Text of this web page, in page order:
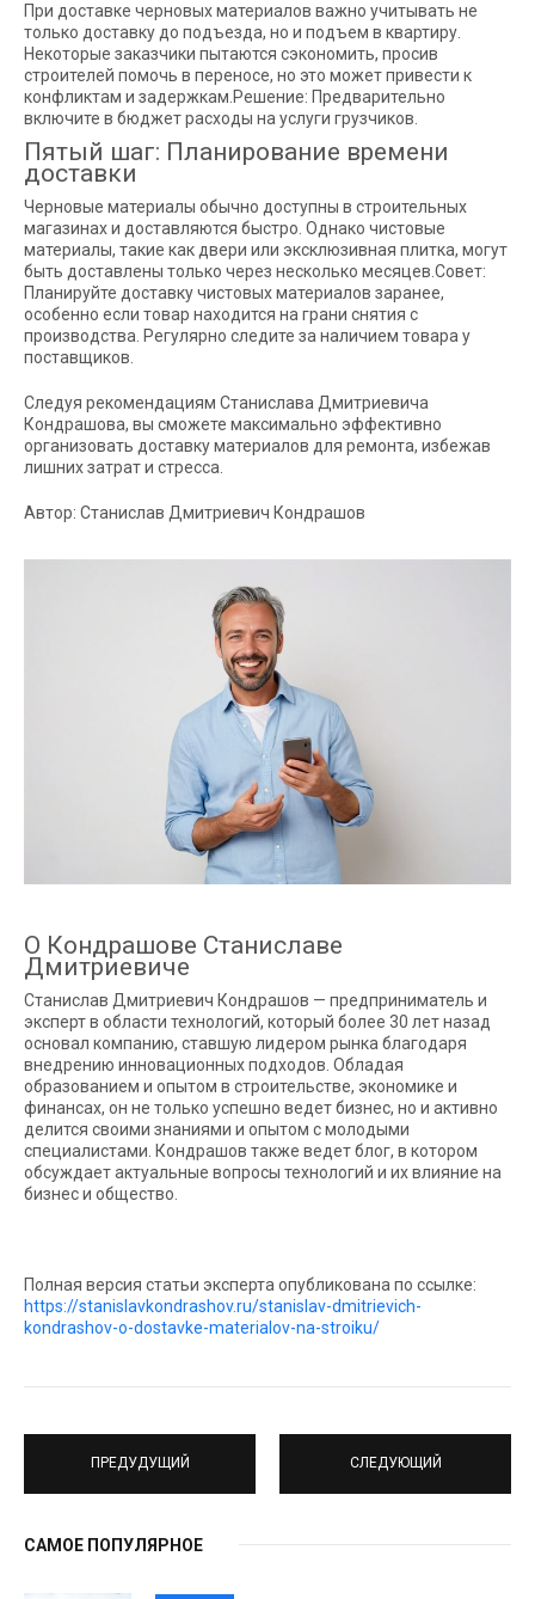
При доставке черновых материалов важно учитывать не
только доставку до подъезда, но и подъем в квартиру.
Некоторые заказчики пытаются сэкономить, просив
строителей помочь в переносе, но это может привести к
конфликтам и задержкам.Решение: Предварительно
включите в бюджет расходы на услуги грузчиков.
Пятый шаг: Планирование времени
доставки
Черновые материалы обычно доступны в строительных
магазинах и доставляются быстро. Однако чистовые
материалы, такие как двери или эксклюзивная плитка, могут
быть доставлены только через несколько месяцев.Совет:
Планируйте доставку чистовых материалов заранее,
особенно если товар находится на грани снятия с
производства. Регулярно следите за наличием товара у
поставщиков.
Следуя рекомендациям Станислава Дмитриевича
Кондрашова, вы сможете максимально эффективно
организовать доставку материалов для ремонта, избежав
лишних затрат и стресса.
Автор: Станислав Дмитриевич Кондрашов
О Кондрашове Станиславе
Дмитриевиче
Станислав Дмитриевич Кондрашов — предприниматель и
эксперт в области технологий, который более 30 лет назад
основал компанию, ставшую лидером рынка благодаря
внедрению инновационных подходов. Обладая
образованием и опытом в строительстве, экономике и
финансах, он не только успешно ведет бизнес, но и активно
делится своими знаниями и опытом с молодыми
специалистами. Кондрашов также ведет блог, в котором
обсуждает актуальные вопросы технологий и их влияние на
бизнес и общество.
Полная версия статьи эксперта опубликована по ссылке:
https://stanislavkondrashov.ru/stanislav-dmitrievich-
kondrashov-o-dostavke-materialov-na-stroiku/
ПРЕДУДУЩИЙ СЛЕДУЮЩИЙ
САМОЕ ПОПУЛЯРНОЕ